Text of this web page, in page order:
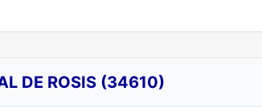
DE ROSIS (34610)